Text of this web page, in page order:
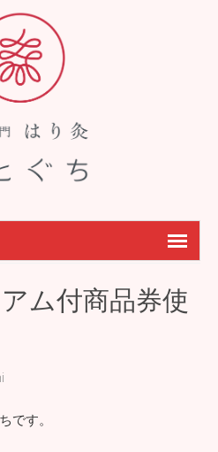
ム付商品券使
です。